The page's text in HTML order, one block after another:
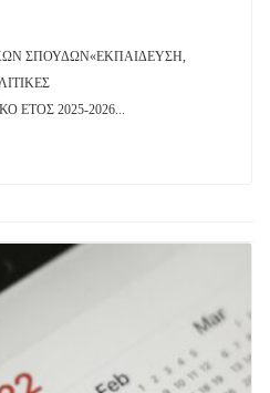
ΣΠΟΥΔΩΝ«ΕΚΠΑΙΔΕΥΣΗ,
2025-2026...